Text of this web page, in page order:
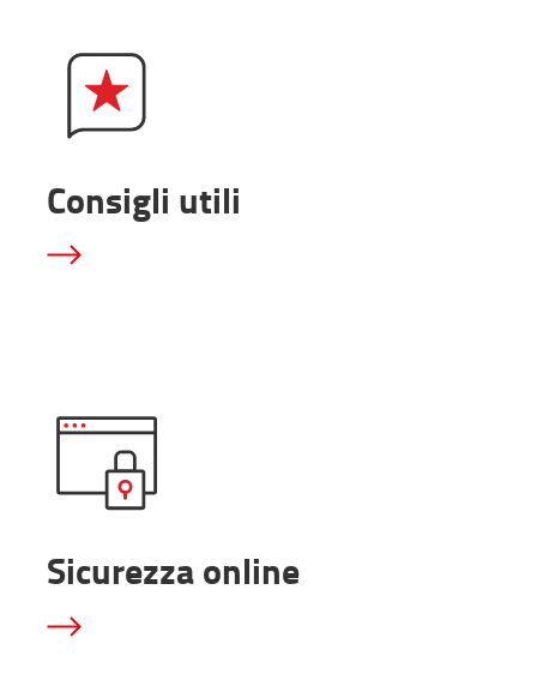
Consigli utili
Sicurezza online